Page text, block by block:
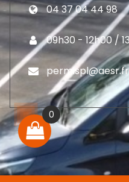
04 37 04 44 98
09h30 - 12h00 /
permispl@aesr.fr
0